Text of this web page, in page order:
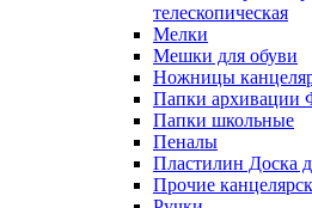
телескопическая
Мелки
Мешки для обуви
Ножницы
Папки архивации
Папки школьные
Пеналы
Пластилин Доска
Прочие